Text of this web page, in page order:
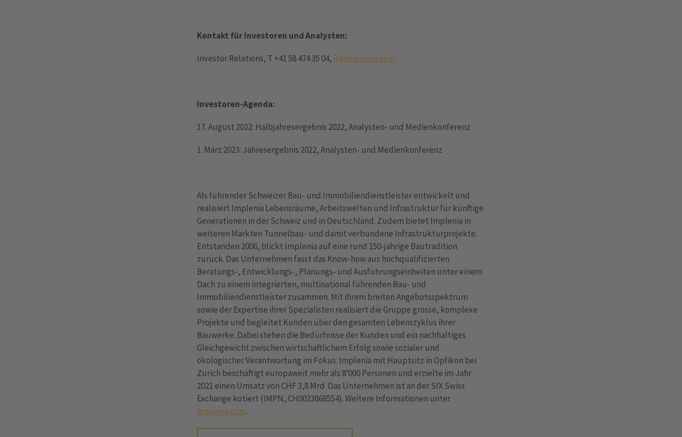
Kontakt für Investoren und Analysten:
Investor Relations, T +41 58 474 35 04, ir@implenia.com
Investoren-Agenda:
17. August 2022: Halbjahresergebnis 2022, Analysten- und Medienkonferenz
1. März 2023: Jahresergebnis 2022, Analysten- und Medienkonferenz
Als führender Schweizer Bau- und Immobiliendienstleister entwickelt und
realisiert Implenia Lebensräume, Arbeitswelten und Infrastruktur für künftige
Generationen in der Schweiz und in Deutschland. Zudem bietet Implenia in
weiteren Märkten Tunnelbau- und damit verbundene Infrastrukturprojekte.
Entstanden 2006, blickt Implenia auf eine rund 150-jährige Bautradition
zurück. Das Unternehmen fasst das Know-how aus hochqualifizierten
Beratungs-, Entwicklungs-, Planungs- und Ausführungseinheiten unter einem
Dach zu einem integrierten, multinational führenden Bau- und
Immobiliendienstleister zusammen. Mit ihrem breiten Angebotsspektrum
sowie der Expertise ihrer Spezialisten realisiert die Gruppe grosse, komplexe
Projekte und begleitet Kunden über den gesamten Lebenszyklus ihrer
Bauwerke. Dabei stehen die Bedürfnisse der Kunden und ein nachhaltiges
Gleichgewicht zwischen wirtschaftlichem Erfolg sowie sozialer und
ökologischer Verantwortung im Fokus. Implenia mit Hauptsitz in Opfikon bei
Zürich beschäftigt europaweit mehr als 8‘000 Personen und erzielte im Jahr
2021 einen Umsatz von CHF 3,8 Mrd. Das Unternehmen ist an der SIX Swiss
Exchange kotiert (IMPN, CH0023868554). Weitere Informationen unter
implenia.com.